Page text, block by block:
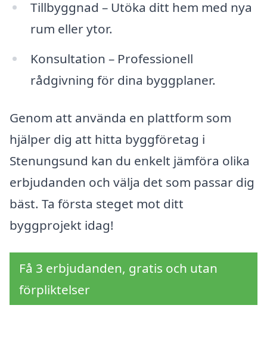
Tillbyggnad – Utöka ditt hem med nya
rum eller ytor.
Konsultation – Professionell
rådgivning för dina byggplaner.
Genom att använda en plattform som
hjälper dig att hitta byggföretag i
Stenungsund kan du enkelt jämföra olika
erbjudanden och välja det som passar dig
bäst. Ta första steget mot ditt
byggprojekt idag!
Få 3 erbjudanden, gratis och utan
förpliktelser